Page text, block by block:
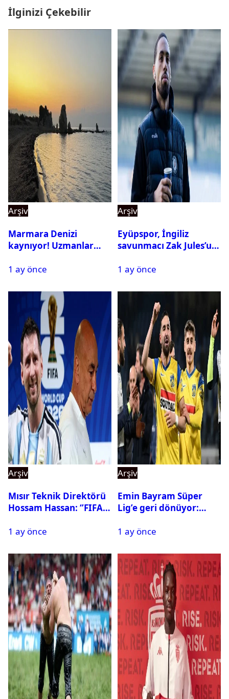
İlginizi Çekebilir
Arşiv
Marmara Denizi
kaynıyor! Uzmanlar
1 ay önce
Arşiv
Eyüpspor, İngiliz
savunmacı Zak Jules’u
1 ay önce
Arşiv
Mısır Teknik Direktörü
Hossam Hassan: ‘’FIFA,
istemiyor’’
1 ay önce
Arşiv
Emin Bayram Süper
Lig’e geri dönüyor:
1 ay önce